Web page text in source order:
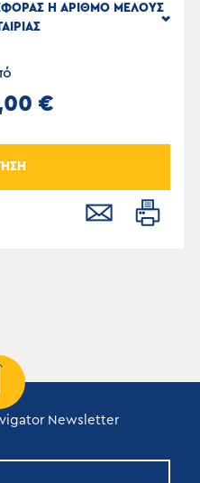
Η ΑΡΙΘΜΟ ΜΕΛΟΥΣ
€
Newsletter